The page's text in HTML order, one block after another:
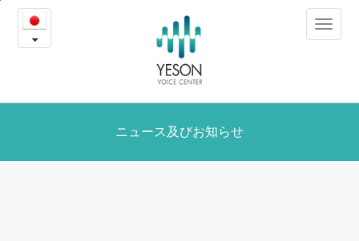
2018
年
月
診
Toggle
ニュース及びお知らせ